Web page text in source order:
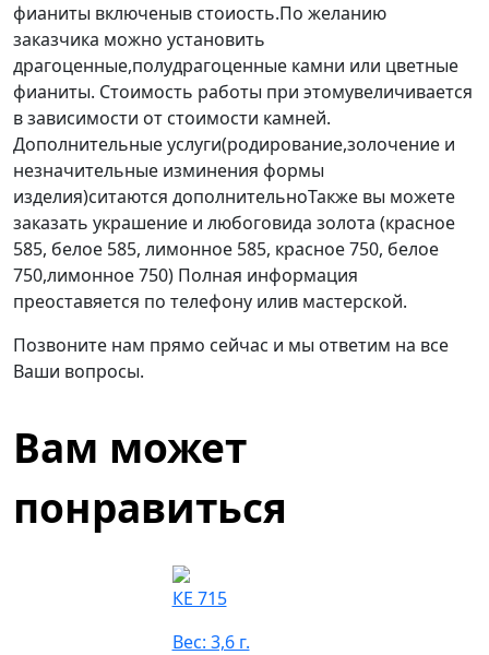
фианиты включеныв стоиость.По желанию
заказчика можно установить
драгоценные,полудрагоценные камни или цветные
фианиты. Стоимость работы при этомувеличивается
в зависимости от стоимости камней.
Дополнительные услуги(родирование,золочение и
незначительные изминения формы
изделия)ситаются дополнительноТакже вы можете
заказать украшение и любоговида золота (красное
585, белое 585, лимонное 585, красное 750, белое
750,лимонное 750) Полная информация
преоставяется по телефону илив мастерской.
Позвоните нам прямо сейчас и мы ответим на все
Ваши вопросы.
Вам может
понравиться
КЕ 715
Вес: 3,6 г.